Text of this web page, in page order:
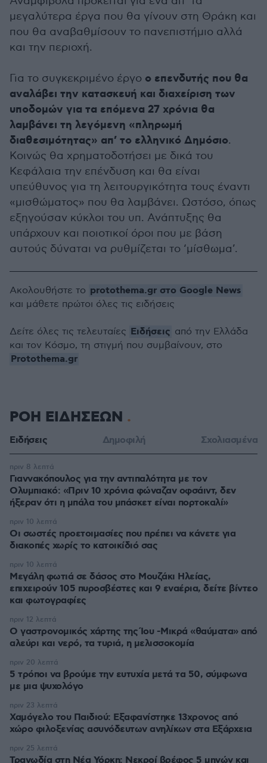
μεγαλύτερα έργα που θα γίνουν στη Θράκη και
που θα αναβαθμίσουν το πανεπιστήμιο αλλά
και την περιοχή.
Για το συγκεκριμένο έργο ο επενδυτής που θα
αναλάβει την κατασκευή και διαχείριση των
υποδομών για τα επόμενα 27 χρόνια θα
λαμβάνει τη λεγόμενη «πληρωμή
διαθεσιμότητας» απ’ το ελληνικό Δημόσιο.
Κοινώς θα χρηματοδοτήσει με δικά του
Κεφάλαια την επένδυση και θα είναι
υπεύθυνος για τη λειτουργικότητα τους έναντι
«μισθώματος» που θα λαμβάνει. Ωστόσο, όπως
εξηγούσαν κύκλοι του υπ. Ανάπτυξης θα
υπάρχουν και ποιοτικοί όροι που με βάση
αυτούς δύναται να ρυθμίζεται το ‘μίσθωμα’.
Ακολουθήστε το protothema.gr στο Google News
και μάθετε πρώτοι όλες τις ειδήσεις
Δείτε όλες τις τελευταίες Ειδήσεις από την Ελλάδα
και τον Κόσμο, τη στιγμή που συμβαίνουν, στο
Protothema.gr
ΡΟΗ ΕΙΔΗΣΕΩΝ
Ειδήσεις Δημοφιλή Σχολιασμένα
Γιαννακόπουλος για την αντιπαλότητα με τον
Ολυμπιακό: «Πριν 10 χρόνια φώναζαν οφσάιντ, δεν
ήξεραν ότι η μπάλα του μπάσκετ είναι πορτοκαλί»
πριν 8 λεπτά
Οι σωστές προετοιμασίες που πρέπει να κάνετε για
διακοπές χωρίς το κατοικίδιό σας
πριν 10 λεπτά
Μεγάλη φωτιά σε δάσος στο Μουζάκι Ηλείας,
επιχειρούν 105 πυροσβέστες και 9 εναέρια, δείτε βίντεο
και φωτογραφίες
πριν 10 λεπτά
Ο γαστρονομικός χάρτης της Ίου -Μικρά «θαύματα» από
αλεύρι και νερό, τα τυριά, η μελισσοκομία
πριν 12 λεπτά
5 τρόποι να βρούμε την ευτυχία μετά τα 50, σύμφωνα
με μια ψυχολόγο
πριν 20 λεπτά
Χαμόγελο του Παιδιού: Εξαφανίστηκε 13χρονος από
χώρο φιλοξενίας ασυνόδευτων ανηλίκων στα Εξάρχεια
πριν 23 λεπτά
Τραγωδία στη Νέα Υόρκη: Νεκροί βρέφος 5 μηνών και
πριν 25 λεπτά